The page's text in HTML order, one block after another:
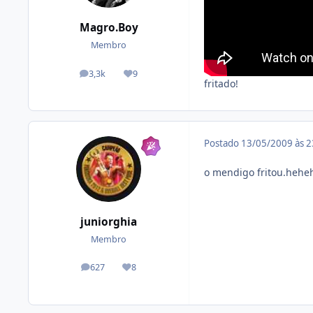
Magro.Boy
Membro
3,3k
posts 9
Reputação fritado!
juniorghia
Membro
627
posts 8
Reputação
Postado 13/05/2009 às
o mendigo